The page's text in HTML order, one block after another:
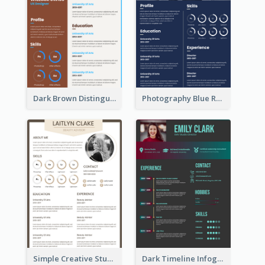
Dark Brown Distinguished Modern Resume Photography Blue Resume
Simple Creative Student Resume Dark Timeline Infographic Resume